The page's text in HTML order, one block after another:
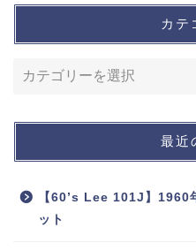
カテ
最近
【60’s Lee 101J】1960
ット